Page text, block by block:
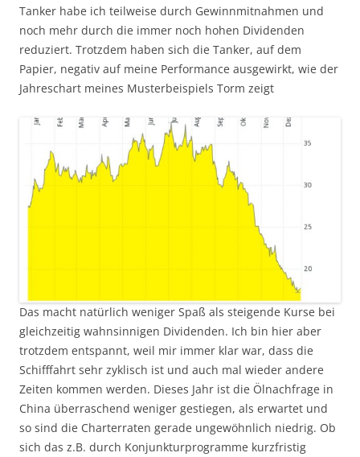
Tanker habe ich teilweise durch Gewinnmitnahmen und
noch mehr durch die immer noch hohen Dividenden
reduziert. Trotzdem haben sich die Tanker, auf dem
Papier, negativ auf meine Performance ausgewirkt, wie der
Jahreschart meines Musterbeispiels Torm zeigt
Das macht natürlich weniger Spaß als steigende Kurse bei
gleichzeitig wahnsinnigen Dividenden. Ich bin hier aber
trotzdem entspannt, weil mir immer klar war, dass die
Schifffahrt sehr zyklisch ist und auch mal wieder andere
Zeiten kommen werden. Dieses Jahr ist die Ölnachfrage in
China überraschend weniger gestiegen, als erwartet und
so sind die Charterraten gerade ungewöhnlich niedrig. Ob
sich das z.B. durch Konjunkturprogramme kurzfristig